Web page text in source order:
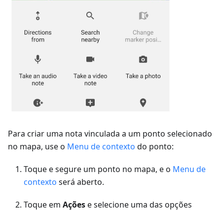
Para criar uma nota vinculada a um ponto selecionado
no mapa, use o Menu de contexto do ponto:
Toque e segure um ponto no mapa, e o Menu de
contexto será aberto.
Toque em Açõese selecione uma das opções